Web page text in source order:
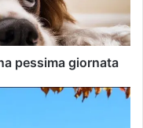
pessima giornata